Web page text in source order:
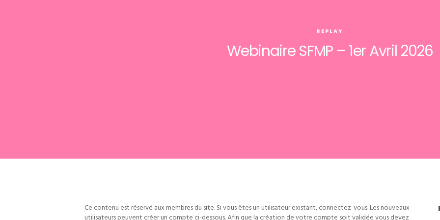
REPLAY
Webinaire SFMP – 1er Avril 2026
Ce contenu est réservé aux membres du site. Si vous êtes un utilisateur existant, connectez-vous. Les nouveaux
utilisateurs peuvent créer un compte ci-dessous. Afin que la création de votre compte soit validée vous devez